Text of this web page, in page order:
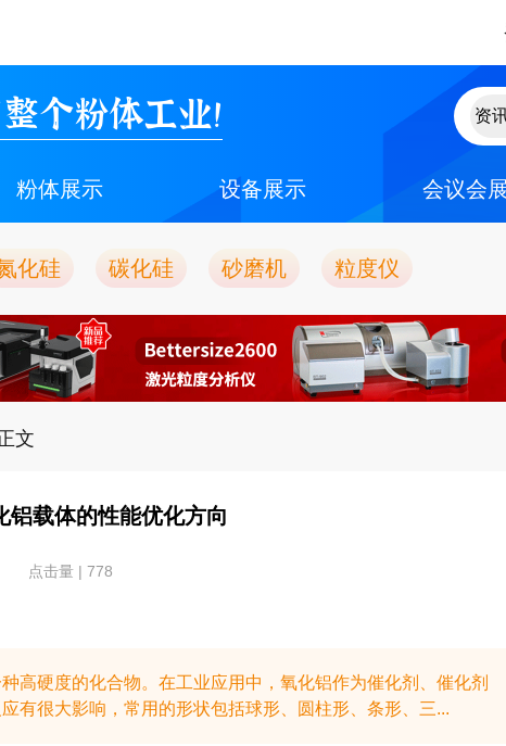
个粉体工业！
粉体展示 设备展示 会议会
化硅 碳化硅 砂磨机 粒度仪
文
铝载体的性能优化方向
点击量 | 778
高硬度的化合物。在工业应用中，氧化铝作为催化剂、催化剂
有很大影响，常用的形状包括球形、圆柱形、条形、三...